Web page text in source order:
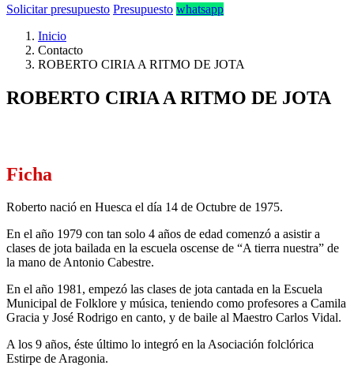
Solicitar presupuesto Presupuesto whatsapp
Inicio
Contacto
ROBERTO CIRIA A RITMO DE JOTA
ROBERTO CIRIA A RITMO DE JOTA
Ficha
Roberto nació en Huesca el día 14 de Octubre de 1975.
En el año 1979 con tan solo 4 años de edad comenzó a asistir a
clases de jota bailada en la escuela oscense de “A tierra nuestra” de
la mano de Antonio Cabestre.
En el año 1981, empezó las clases de jota cantada en la Escuela
Municipal de Folklore y música, teniendo como profesores a Camila
Gracia y José Rodrigo en canto, y de baile al Maestro Carlos Vidal.
A los 9 años, éste último lo integró en la Asociación folclórica
Estirpe de Aragonia.